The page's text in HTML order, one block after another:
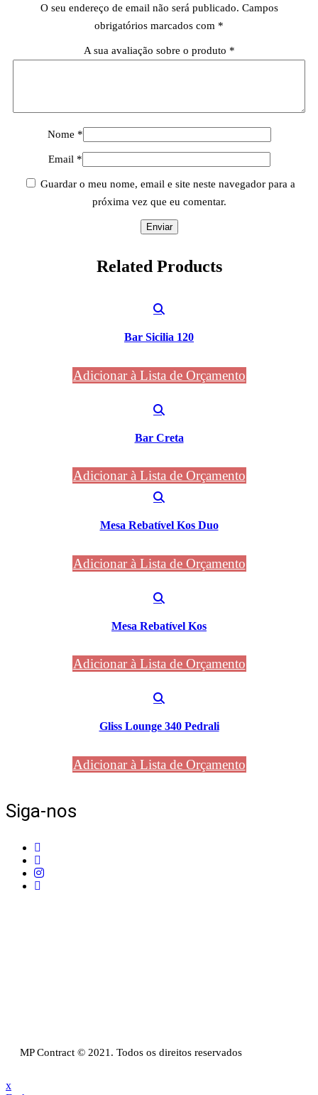
O seu endereço de email não será publicado. Campos
obrigatórios marcados com *
A sua avaliação sobre o produto *
Nome *
Email *
Guardar o meu nome, email e site neste navegador para a
próxima vez que eu comentar.
Related Products
Bar Sicilia 120
Adicionar à Lista de Orçamento
Bar Creta
Adicionar à Lista de Orçamento
Mesa Rebatível Kos Duo
Adicionar à Lista de Orçamento
Mesa Rebatível Kos
Adicionar à Lista de Orçamento
Gliss Lounge 340 Pedrali
Adicionar à Lista de Orçamento
Siga-nos
MP Contract © 2021. Todos os direitos reservados
x